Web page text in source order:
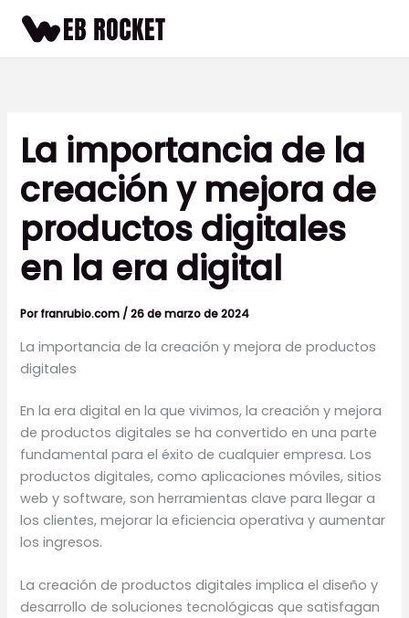
contenido
La importancia de la
creación y mejora de
productos digitales
en la era digital
Porfranrubio.com /26 de marzo de 2024
La importancia de la creación y mejora de productos
digitales
En la era digital en la que vivimos, la creación y mejora
de productos digitales se ha convertido en una parte
fundamental para el éxito de cualquier empresa. Los
productos digitales, como aplicaciones móviles, sitios
web y software, son herramientas clave para llegar a
los clientes, mejorar la eficiencia operativa y aumentar
los ingresos.
La creación de productos digitales implica el diseño y
desarrollo de soluciones tecnológicas que satisfagan